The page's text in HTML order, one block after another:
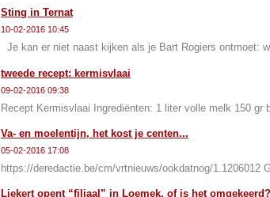
Sting in Ternat
10-02-2016 10:45
Je kan er niet naast kijken als je Bart Rogiers ontmoet:
tweede recept: kermisvlaai
09-02-2016 09:38
Recept Kermisvlaai Ingrediënten: 1 liter volle melk 150 gr
Va- en moelentijn, het kost je centen...
05-02-2016 17:08
https://deredactie.be/cm/vrtnieuws/ookdatnog/1.1206012
Liekert opent “filiaal” in Loemek, of is het omgekeerd?